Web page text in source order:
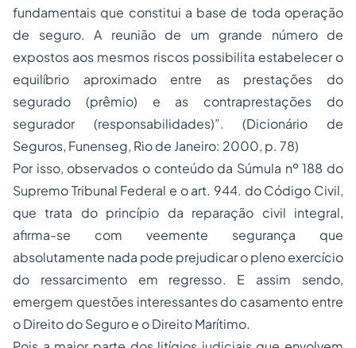
fundamentais que constitui a base de toda operação
de seguro. A reunião de um grande número de
expostos aos mesmos riscos possibilita estabelecer o
equilíbrio aproximado entre as prestações do
segurado (prêmio) e as contraprestações do
segurador (responsabilidades)”. (Dicionário de
Seguros, Funenseg, Rio de Janeiro: 2000, p. 78)
Por isso, observados o conteúdo da Súmula nº 188 do
Supremo Tribunal Federal e o art. 944. do Código Civil,
que trata do princípio da reparação civil integral,
afirma-se com veemente segurança que
absolutamente nada pode prejudicar o pleno exercício
do ressarcimento em regresso. E assim sendo,
emergem questões interessantes do casamento entre
o Direito do Seguro e o Direito Marítimo.